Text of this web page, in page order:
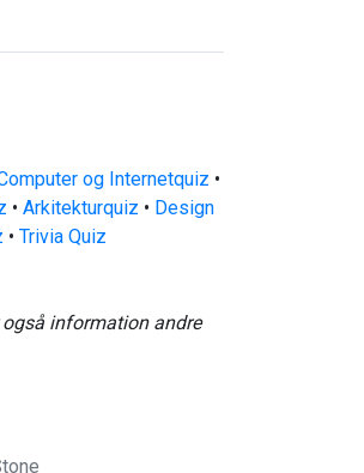
og Internetquiz •
• Arkitekturquiz • Design
• Trivia Quiz
information andre